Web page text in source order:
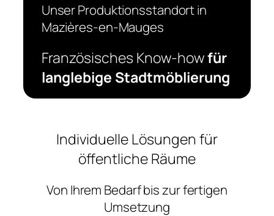
Unser Produktionsstandort in
Mazières-en-Mauges
Französisches Know-howfür
langlebige Stadtmöblierung
Individuelle Lösungen für
öffentliche Räume
Von Ihrem Bedarf bis zur fertigen
Umsetzung